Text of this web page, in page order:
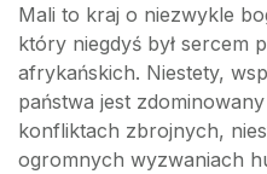
Mali to kraj o niezwykle
który niegdyś był sercem
afrykańskich. Niestety,
państwa jest
konfliktach zbrojnych,
ogromnych wyzwaniach